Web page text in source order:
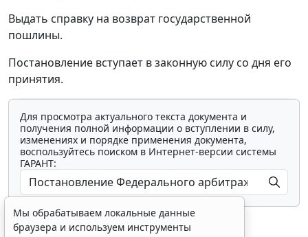
Выдать справку на возврат государственной
пошлины.
Постановление вступает в законную силу со дня его
принятия.
Для просмотра актуального текста документа и
получения полной информации о вступлении в силу,
изменениях и порядке применения документа,
воспользуйтесь поиском в Интернет-версии системы
ГАРАНТ:
Мы обрабатываем локальные данные
браузера и используем инструменты